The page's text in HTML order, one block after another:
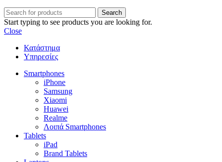
Search
Start typing to see products you are looking for.
Close
Κατάστημα
Υπηρεσίες
Smartphones
iPhone
Samsung
Xiaomi
Huawei
Realme
Λοιπά Smartphones
Tablets
iPad
Brand Tablets